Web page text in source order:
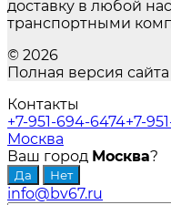
доставку в любой
транспортными
© 2026
Полная версия сайта
Контакты
+7-951-694-6474+7-
Москва
Ваш город Москва?
info@bv67.ru